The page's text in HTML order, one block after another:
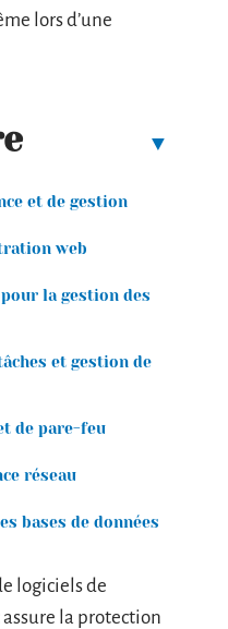
lors d’une
et de gestion
web
la gestion des
et gestion de
de pare-feu
réseau
bases de données
logiciels de
la protection